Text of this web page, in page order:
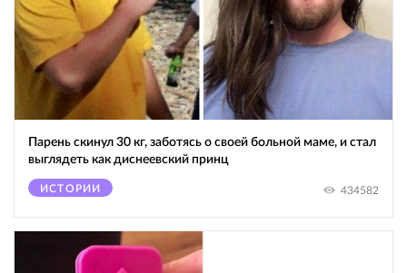
Парень скинул 30 кг, заботясь о своей больной маме, и стал
выглядеть как диснеевский принц
ИСТОРИИ 434582